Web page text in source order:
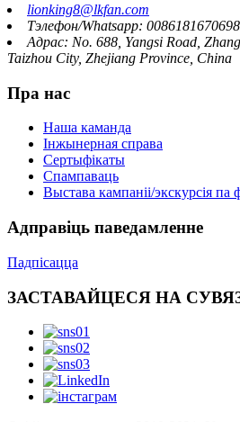
lionking8@lkfan.com
Тэлефон/Whatsapp:
Адрас: No. 688, Yangsi Road,
Taizhou City, Zhejiang Province, China
Пра нас
Наша каманда
Інжынерная справа
Сертыфікаты
Спампаваць
Выстава кампаніі/экскурсія
Адправіць паведамленне
Падпісацца
ЗАСТАВАЙЦЕСЯ НА